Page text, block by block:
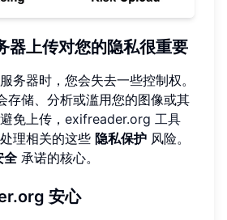
器上传对您的隐私很重要
务器时，您会失去一些控制权。
存储、分析或滥用您的图像或其
免上传， exifreader.org 工具
理相关的这些 隐私保护 风险。
全 承诺的核心。
安心